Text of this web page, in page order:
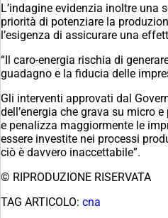
L’indagine evidenzia inoltre una
priorità di potenziare la
l’esigenza di assicurare una
“Il caro-energia rischia di
guadagno e la fiducia delle
Gli interventi approvati dal
dell’energia che grava su micro
e penalizza maggiormente le
essere investite nei processi
ciò è davvero inaccettabile”.
© RIPRODUZIONE RISERVATA
TAG ARTICOLO: cna